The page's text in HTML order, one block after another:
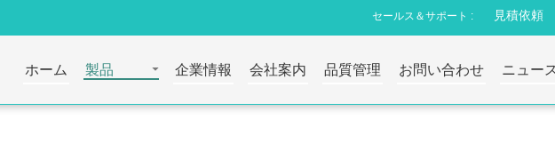
セールス＆サポート : 見積依頼
ホーム 製品 企業情報 会社案内 品質管理 お問い合わせ ニュース